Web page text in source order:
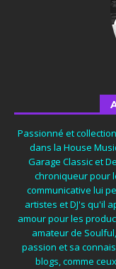
Passionné et
dans la House
Garage Classic et
chroniqueur pour
communicative lui
artistes et DJ's qu'il
amour pour les
amateur de
passion et sa
blogs, comme